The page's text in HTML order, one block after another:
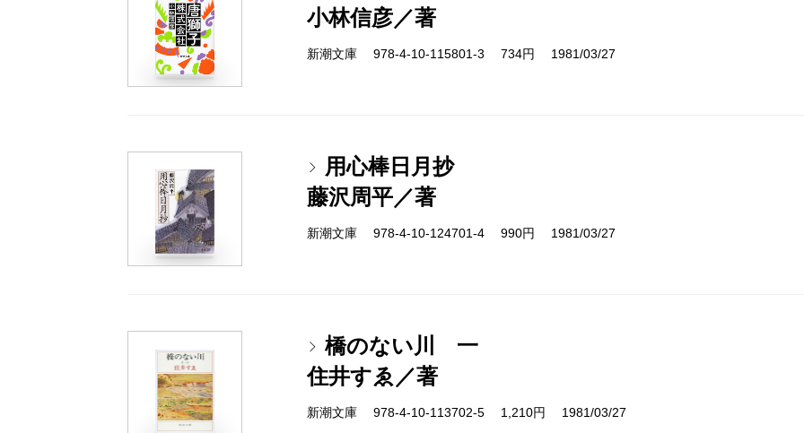
小林信彦／著
新潮文庫 978-4-10-115801-3 734円 1981/03/27
用心棒日月抄
藤沢周平／著
新潮文庫 978-4-10-124701-4 990円 1981/03/27
橋のない川 一
住井すゑ／著
新潮文庫 978-4-10-113702-5 1,210円 1981/03/27